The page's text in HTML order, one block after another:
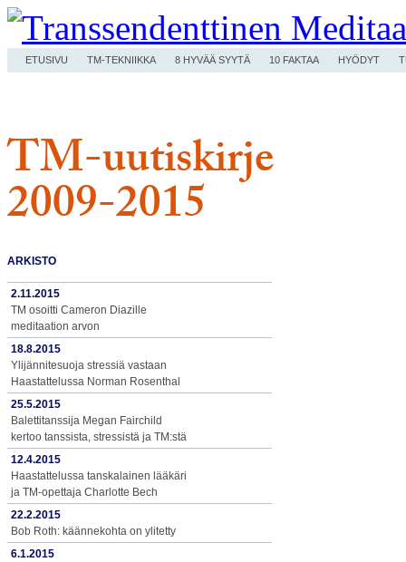
ETUSIVU TM-TEKNIIKKA 8 HYVÄÄ SYYTÄ 10 FAKTAA HYÖDYT
TM-uutiskirje
2009-2015
ARKISTO
2.11.2015
TM osoitti Cameron Diazille
meditaation arvon
18.8.2015
Ylijännitesuoja stressiä vastaan
Haastattelussa Norman Rosenthal
25.5.2015
Balettitanssija Megan Fairchild
kertoo tanssista, stressistä ja TM:stä
12.4.2015
Haastattelussa tanskalainen lääkäri
ja TM-opettaja Charlotte Bech
22.2.2015
Bob Roth: käännekohta on ylitetty
6.1.2015